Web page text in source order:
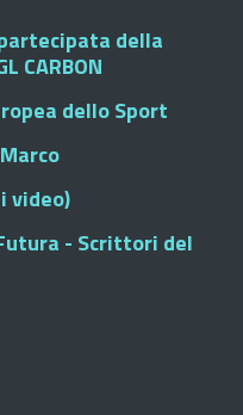
della
CARBON
dello Sport
video)
- Scrittori del